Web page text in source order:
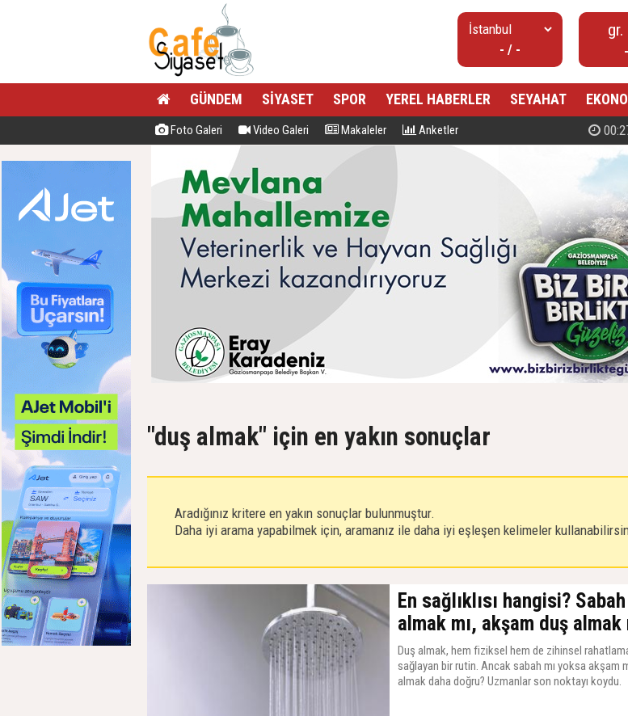
- / -
gr.
GÜNDEM SİYASET SPOR YEREL HABERLER SEYAHAT
Foto Galeri Video Galeri Makaleler Anketler
"duş almak" için en yakın sonuçlar
Aradığınız kritere en yakın sonuçlar bulunmuştur.
Daha iyi arama yapabilmek için, aramanız ile daha iyi eşleşen kelimeler
En sağlıklısı hangisi?
almak mı, akşam duş almak
Duş almak, hem fiziksel hem de zihinsel
sağlayan bir rutin. Ancak sabah mı yoksa akşam
almak daha doğru? Uzmanlar son noktayı koydu.